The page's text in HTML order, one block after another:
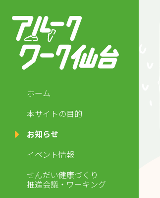
ホーム
本サイトの目的
お知らせ
イベント情報
せんだい健康づくり
推進会議・ワーキング